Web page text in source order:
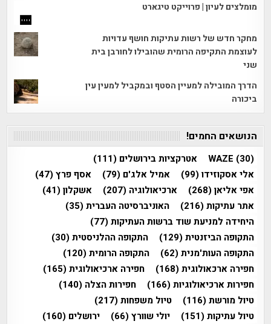
מומלצים לעיון | פרוייקט טיגארט
מחקר חדש של רשות עתיקות חושף עדויות
לעוצמת התקיפה הרומית שהובילו לחורבן בית
שני
הדרך המובילה למעיין הסטף ובמקביל למעין עין
ביכורה
הנושאים החמים!
WAZE (30) אטרקציות בירושלים (111)
אלי אסקוזידו(99) אמיל אלג'ם (79) אסף פרץ(47)
אפי אליאן(268) ארכיאולוגיה (207) אשקלון(41)
אתר עתיקות(216) האוניברסיטה העברית(35)
היחידה למניעת שוד ברשות העתיקות(77)
התקופה הביזנטית(129) התקופה ההלניסטית(30)
התקופה העות'מנית(62) התקופה הרומית(120)
חפירה ארכאולוגית(168) חפירה ארכיאולוגית(165)
חפירות ארכיאולוגיות(166) חפירות הצלה (140)
טיול מורשת(116) טיול משפחות(217)
טיול עתיקות(151) יולי שוורץ(66) ירושלים (160)